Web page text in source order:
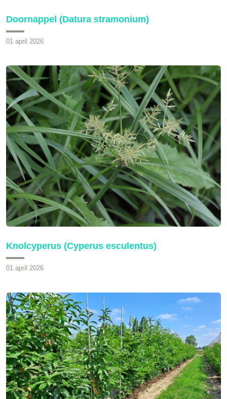
Doornappel (Datura stramonium)
01 april 2026
Knolcyperus (Cyperus esculentus)
01 april 2026